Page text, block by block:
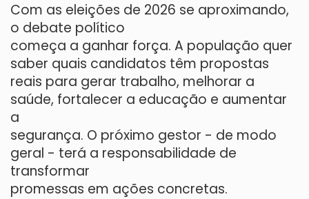
Com as eleições de 2026 se aproximando,
o debate político
começa a ganhar força. A população quer
saber quais candidatos têm propostas
reais para gerar trabalho, melhorar a
saúde, fortalecer a educação e aumentar
a
segurança. O próximo gestor - de modo
geral - terá a responsabilidade de
transformar
promessas em ações concretas.